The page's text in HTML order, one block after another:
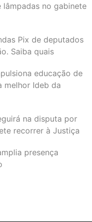
no gabinete
Pix de deputados
Saiba quais
educação de
melhor Ideb da
na disputa por
recorrer à Justiça
presença